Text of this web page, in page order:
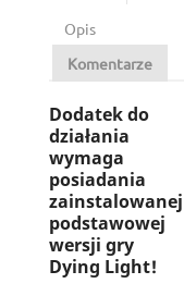
Opis
Komentarze
Dodatek do
działania
wymaga
posiadania
zainstalowanej
podstawowej
wersji gry
Dying Light!